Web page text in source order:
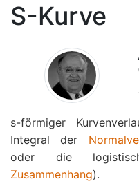
S-Kurve
s-förmiger
Integral der
oder die
Zusammenhang).